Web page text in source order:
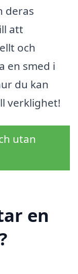
deras
att
och
en smed i
du kan
verklighet!
utan
en